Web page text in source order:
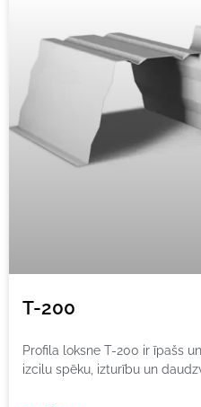
T-200
Profila loksne T-200 ir īpašs
izcilu spēku, izturību un